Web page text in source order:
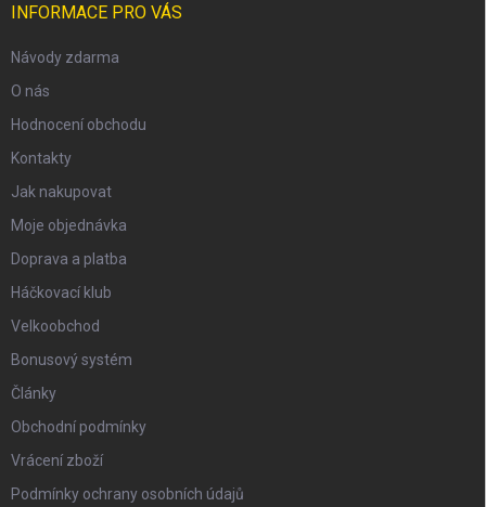
INFORMACE PRO VÁS
Návody zdarma
O nás
Hodnocení obchodu
Kontakty
Jak nakupovat
Moje objednávka
Doprava a platba
Háčkovací klub
Velkoobchod
Bonusový systém
Články
Obchodní podmínky
Vrácení zboží
Podmínky ochrany osobních údajů